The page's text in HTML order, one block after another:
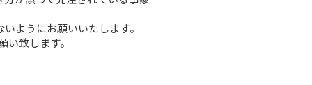
ようにお願いいたします。
致します。